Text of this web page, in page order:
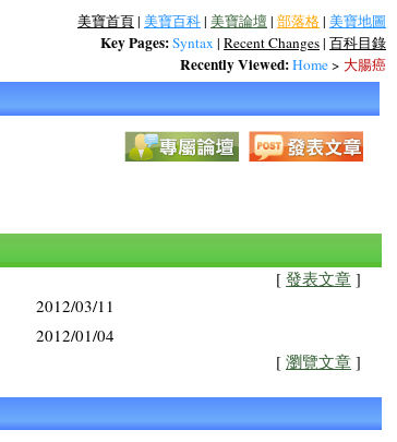
美寶首頁| 美寶百科| 美寶論壇| 部落格| 美寶地圖
Key Pages:Syntax | Recent Changes| 百科目錄
Recently Viewed:Home> 大腸癌
[ 發表文章 ]
2012/03/11
2012/01/04
[ 瀏覽文章 ]